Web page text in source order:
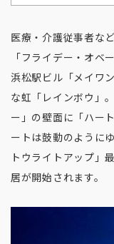
医療・介護従事者な
「フライデー・オベ
浜松駅ビル「メイワ
な虹「レインボウ」
ー」の壁面に「ハー
ートは鼓動のように
トウライトアップ」
居が開始されます。️